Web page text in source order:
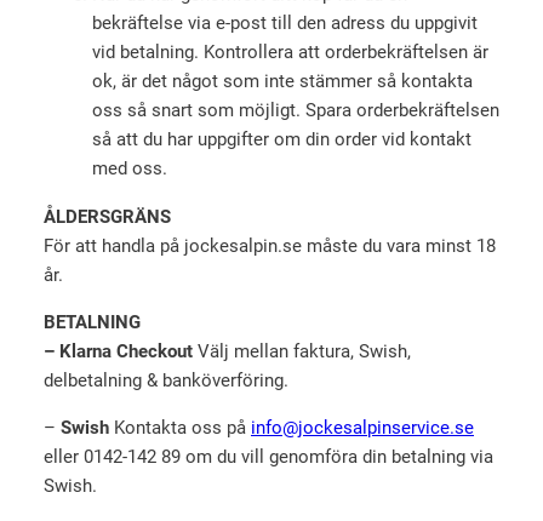
bekräftelse via e-post till den adress du uppgivit
vid betalning. Kontrollera att orderbekräftelsen är
ok, är det något som inte stämmer så kontakta
oss så snart som möjligt. Spara orderbekräftelsen
så att du har uppgifter om din order vid kontakt
med oss.
ÅLDERSGRÄNS
För att handla på jockesalpin.se måste du vara minst 18
år.
BETALNING
– Klarna Checkout Välj mellan faktura, Swish,
delbetalning & banköverföring.
– Swish Kontakta oss på info@jockesalpinservice.se
eller 0142-142 89 om du vill genomföra din betalning via
Swish.